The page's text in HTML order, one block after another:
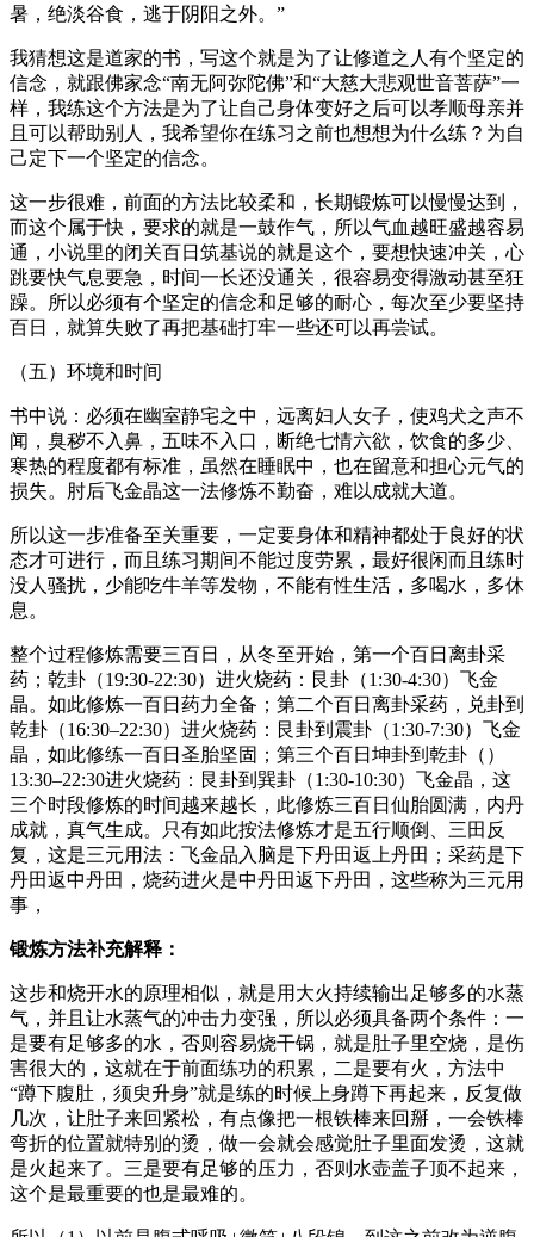
暑，绝淡谷食，逃于阴阳之外。”
我猜想这是道家的书，写这个就是为了让修道之人有个坚定的
信念，就跟佛家念“南无阿弥陀佛”和“大慈大悲观世音菩萨”一
样，我练这个方法是为了让自己身体变好之后可以孝顺母亲并
且可以帮助别人，我希望你在练习之前也想想为什么练？为自
己定下一个坚定的信念。
这一步很难，前面的方法比较柔和，长期锻炼可以慢慢达到，
而这个属于快，要求的就是一鼓作气，所以气血越旺盛越容易
通，小说里的闭关百日筑基说的就是这个，要想快速冲关，心
跳要快气息要急，时间一长还没通关，很容易变得激动甚至狂
躁。所以必须有个坚定的信念和足够的耐心，每次至少要坚持
百日，就算失败了再把基础打牢一些还可以再尝试。
（五）环境和时间
书中说：必须在幽室静宅之中，远离妇人女子，使鸡犬之声不
闻，臭秽不入鼻，五味不入口，断绝七情六欲，饮食的多少、
寒热的程度都有标准，虽然在睡眠中，也在留意和担心元气的
损失。肘后飞金晶这一法修炼不勤奋，难以成就大道。
所以这一步准备至关重要，一定要身体和精神都处于良好的状
态才可进行，而且练习期间不能过度劳累，最好很闲而且练时
没人骚扰，少能吃牛羊等发物，不能有性生活，多喝水，多休
息。
整个过程修炼需要三百日，从冬至开始，第一个百日离卦采
药；乾卦（19:30-22:30）进火烧药：艮卦（1:30-4:30）飞金
晶。如此修炼一百日药力全备；第二个百日离卦采药，兑卦到
乾卦（16:30–22:30）进火烧药：艮卦到震卦（1:30-7:30）飞金
晶，如此修练一百日圣胎坚固；第三个百日坤卦到乾卦（）
13:30–22:30进火烧药：艮卦到巽卦（1:30-10:30）飞金晶，这
三个时段修炼的时间越来越长，此修炼三百日仙胎圆满，内丹
成就，真气生成。只有如此按法修炼才是五行顺倒、三田反
复，这是三元用法：飞金品入脑是下丹田返上丹田；采药是下
丹田返中丹田，烧药进火是中丹田返下丹田，这些称为三元用
事，
锻炼方法补充解释：
这步和烧开水的原理相似，就是用大火持续输出足够多的水蒸
气，并且让水蒸气的冲击力变强，所以必须具备两个条件：一
是要有足够多的水，否则容易烧干锅，就是肚子里空烧，是伤
害很大的，这就在于前面练功的积累，二是要有火，方法中
“蹲下腹肚，须臾升身”就是练的时候上身蹲下再起来，反复做
几次，让肚子来回紧松，有点像把一根铁棒来回掰，一会铁棒
弯折的位置就特别的烫，做一会就会感觉肚子里面发烫，这就
是火起来了。三是要有足够的压力，否则水壶盖子顶不起来，
这个是最重要的也是最难的。